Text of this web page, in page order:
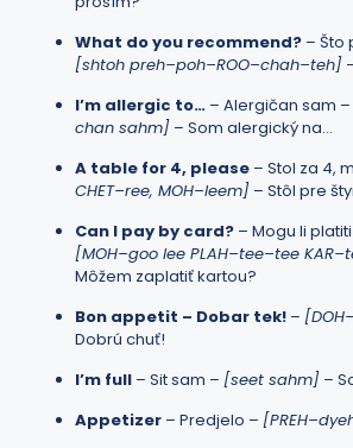
What do you recommend? – Što
[shtoh preh–poh–ROO–chah–teh]
I’m allergic to… – Alergičan sam –
chan sahm] – Som alergický na…
A table for 4, please – Stol za 4,
CHET–ree, MOH–leem] – Stôl pre
Can I pay by card? – Mogu li
[MOH–goo lee PLAH–tee–tee
Môžem zaplatiť kartou?
Bon appetit – Dobar tek! –
Dobrú chuť!
I’m full – Sit sam – [seet sahm] –
Appetizer – Predjelo –